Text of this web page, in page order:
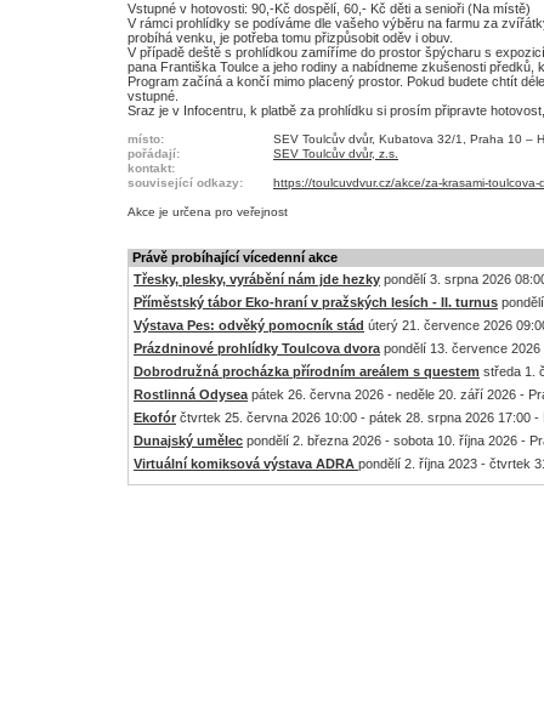
Vstupné v hotovosti: 90,-Kč dospělí, 60,- Kč děti a senioři (Na místě)
V rámci prohlídky se podíváme dle vašeho výběru na farmu za
probíhá venku, je potřeba tomu přizpůsobit oděv i obuv.
V případě deště s prohlídkou zamíříme do prostor špýcharu s
pana Františka Toulce a jeho rodiny a nabídneme zkušenosti
Program začíná a končí mimo placený prostor. Pokud budete chtít
vstupné.
Sraz je v Infocentru, k platbě za prohlídku si prosím připravte
místo:
SEV Toulcův dvůr, Kubatova 32/1, Praha 10 –
pořádají:
SEV Toulcův dvůr, z.s.
kontakt:
související odkazy:
https://toulcuvdvur.cz/akce/za-krasami-toulcova-
Akce je určena pro veřejnost
Právě probíhající vícedenní akce
Třesky, plesky, vyrábění nám jde hezky pondělí 3. srpna 2026
Příměstský tábor Eko-hraní v pražských lesích - II. turnus
Výstava Pes: odvěký pomocník stád úterý 21. července 2026
Prázdninové prohlídky Toulcova dvora pondělí 13. července
Dobrodružná procházka přírodním areálem s questem středa 1.
Rostlinná Odysea pátek 26. června 2026 - neděle 20. září 2026 -
Ekofór čtvrtek 25. června 2026 10:00 - pátek 28. srpna 2026 17:00 -
Dunajský umělec pondělí 2. března 2026 - sobota 10. října 2026 -
Virtuální komiksová výstava ADRA pondělí 2. října 2023 - čtvrtek